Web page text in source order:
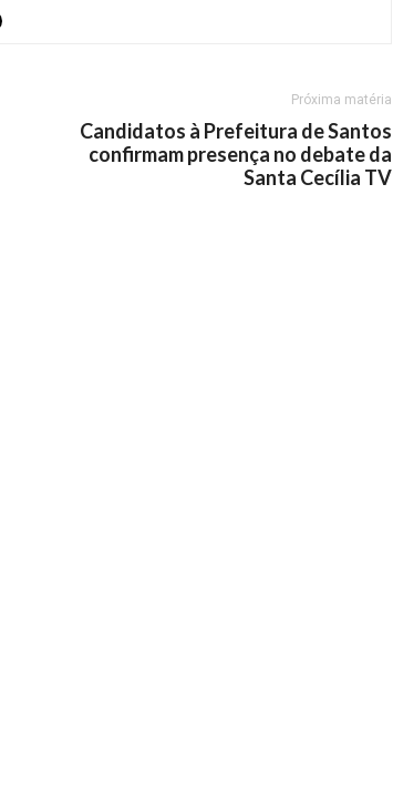
Próxima matéria
Candidatos à Prefeitura de Santos
confirmam presença no debate da
Santa Cecília TV